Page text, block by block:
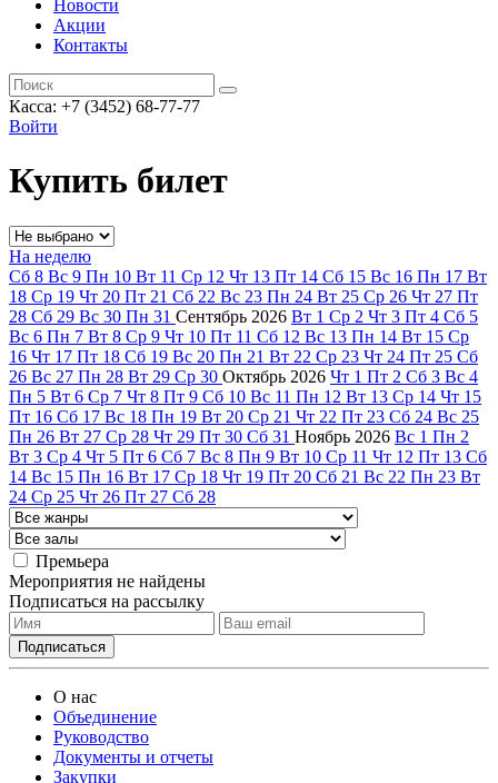
Новости
Акции
Контакты
Касса: +7 (3452) 68-77-77
Войти
Купить билет
На неделю
Сб 8 Вс 9 Пн 10 Вт 11 Ср 12 Чт 13 Пт 14 Сб 15 Вс 16 Пн 17 Вт
18 Ср 19 Чт 20 Пт 21 Сб 22 Вс 23 Пн 24 Вт 25 Ср 26 Чт 27 Пт
28 Сб 29 Вс 30 Пн 31 Сентябрь 2026 Вт 1 Ср 2 Чт 3 Пт 4 Сб 5
Вс 6 Пн 7 Вт 8 Ср 9 Чт 10 Пт 11 Сб 12 Вс 13 Пн 14 Вт 15 Ср
16 Чт 17 Пт 18 Сб 19 Вс 20 Пн 21 Вт 22 Ср 23 Чт 24 Пт 25 Сб
26 Вс 27 Пн 28 Вт 29 Ср 30 Октябрь 2026 Чт 1 Пт 2 Сб 3 Вс 4
Пн 5 Вт 6 Ср 7 Чт 8 Пт 9 Сб 10 Вс 11 Пн 12 Вт 13 Ср 14 Чт 15
Пт 16 Сб 17 Вс 18 Пн 19 Вт 20 Ср 21 Чт 22 Пт 23 Сб 24 Вс 25
Пн 26 Вт 27 Ср 28 Чт 29 Пт 30 Сб 31 Ноябрь 2026 Вс 1 Пн 2
Вт 3 Ср 4 Чт 5 Пт 6 Сб 7 Вс 8 Пн 9 Вт 10 Ср 11 Чт 12 Пт 13 Сб
14 Вс 15 Пн 16 Вт 17 Ср 18 Чт 19 Пт 20 Сб 21 Вс 22 Пн 23 Вт
24 Ср 25 Чт 26 Пт 27 Сб 28
Премьера
Мероприятия не найдены
Подписаться на рассылку
О нас
Объединение
Руководство
Документы и отчеты
Закупки